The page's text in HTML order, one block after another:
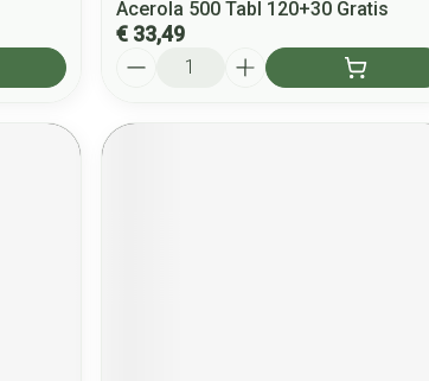
Acerola 500 Tabl 120+30 Gratis
€ 33,49